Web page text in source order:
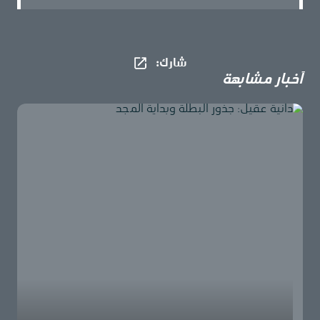
شارك​:
أخبار مشابهة